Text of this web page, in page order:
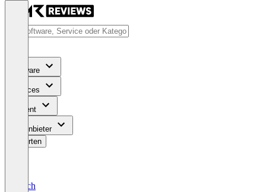
Software
Services
Content
Für Anbieter
Bewerten
Deutsch